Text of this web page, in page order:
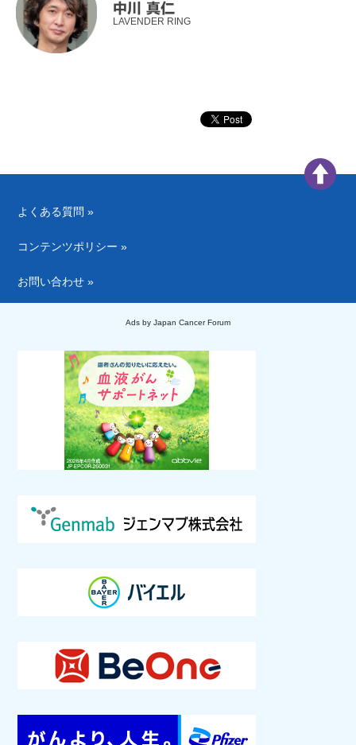
中川 真仁
LAVENDER RING
よくある質問 »
コンテンツポリシー »
お問い合わせ »
Ads by Japan Cancer Forum